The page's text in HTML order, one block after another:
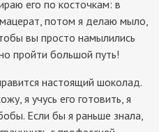
его по косточкам: в
потом я делаю мыло,
вы просто намылились
пройти большой путь!
настоящий шоколад.
я учусь его готовить, я
Если бы я раньше знала,